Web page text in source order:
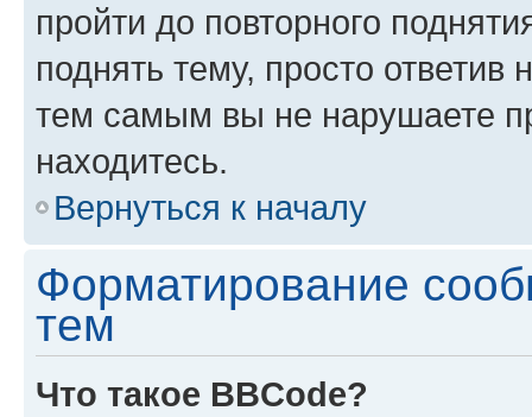
пройти до повторного
поднять тему, просто ответив
тем самым вы не нарушаете
находитесь.
Вернуться к началу
Форматирование
тем
Что такое BBCode?